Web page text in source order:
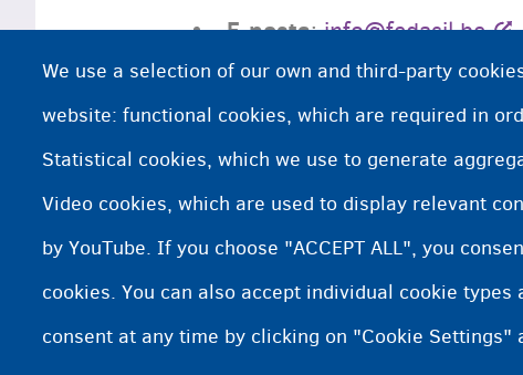
E-posta:info@fedasil.be
Yanıt verilmezse
Bildirim Tarihi
Bu bildirim31 Ekim 2025
We use a selection of our own and third-party
website: functional cookies, which are required in
Statistical cookies, which we use to generate
Video cookies, which are used to display relevant
by YouTube. If you choose "ACCEPT ALL", you
cookies. You can also accept individual cookie types
consent at any time by clicking on "Cookie Settings"